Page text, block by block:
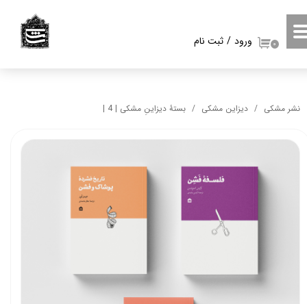
ورود / ثبت نام
حساب کاربری من
۰
نشر مشکی دیزاین مشکی بستۀ دیزاینِ مشکی | 4 |